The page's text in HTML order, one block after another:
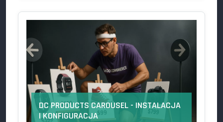
DC PRODUCTS CAROUSEL - INSTALACJA
I KONFIGURACJA